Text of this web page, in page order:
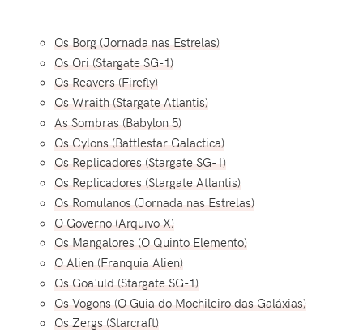
Os Borg (Jornada nas Estrelas)
Os Ori (Stargate SG-1)
Os Reavers (Firefly)
Os Wraith (Stargate Atlantis)
As Sombras (Babylon 5)
Os Cylons (Battlestar Galactica)
Os Replicadores (Stargate SG-1)
Os Replicadores (Stargate Atlantis)
Os Romulanos (Jornada nas Estrelas)
O Governo (Arquivo X)
Os Mangalores (O Quinto Elemento)
O Alien (Franquia Alien)
Os Goa'uld (Stargate SG-1)
Os Vogons (O Guia do Mochileiro das Galáxias)
Os Zergs (Starcraft)